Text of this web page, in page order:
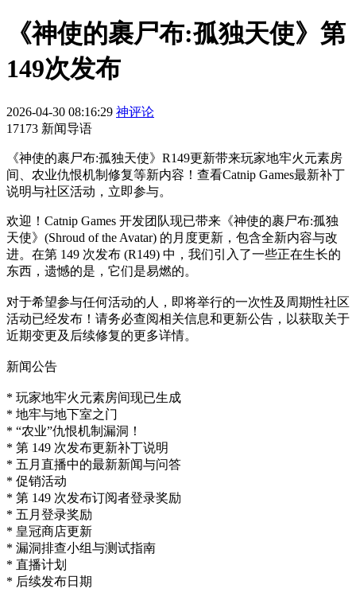
《神使的裹尸布:孤独天使》第
149次发布
2026-04-30 08:16:29 神评论
17173 新闻导语
《神使的裹尸布:孤独天使》R149更新带来玩家地牢火元素房
间、农业仇恨机制修复等新内容！查看Catnip Games最新补丁
说明与社区活动，立即参与。
欢迎！Catnip Games 开发团队现已带来《神使的裹尸布:孤独
天使》(Shroud of the Avatar) 的月度更新，包含全新内容与改
进。在第 149 次发布 (R149) 中，我们引入了一些正在生长的
东西，遗憾的是，它们是易燃的。
对于希望参与任何活动的人，即将举行的一次性及周期性社区
活动已经发布！请务必查阅相关信息和更新公告，以获取关于
近期变更及后续修复的更多详情。
新闻公告
* 玩家地牢火元素房间现已生成
* 地牢与地下室之门
* “农业”仇恨机制漏洞！
* 第 149 次发布更新补丁说明
* 五月直播中的最新新闻与问答
* 促销活动
* 第 149 次发布订阅者登录奖励
* 五月登录奖励
* 皇冠商店更新
* 漏洞排查小组与测试指南
* 直播计划
* 后续发布日期